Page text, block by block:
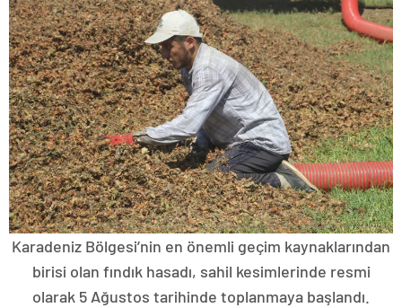
Karadeniz Bölgesi’nin en önemli geçim kaynaklarından
birisi olan fındık hasadı, sahil kesimlerinde resmi
olarak 5 Ağustos tarihinde toplanmaya başlandı.